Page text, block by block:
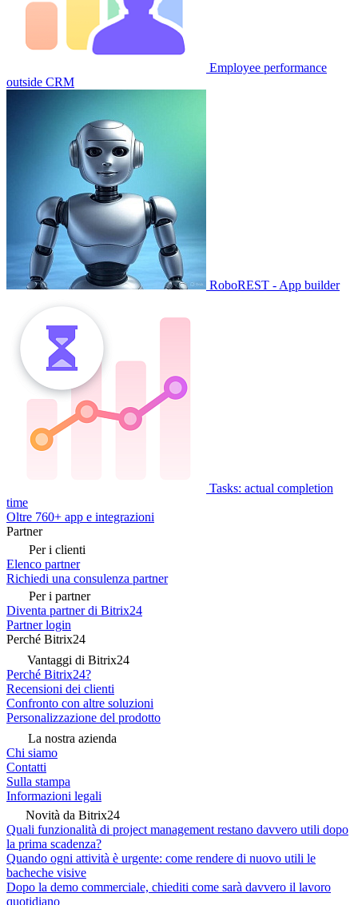
Employee performance
outside CRM
RoboREST - App builder
Tasks: actual completion
time
Oltre 760+ app e integrazioni
Partner
Per i clienti
Elenco partner
Richiedi una consulenza partner
Per i partner
Diventa partner di Bitrix24
Partner login
Perché Bitrix24
Vantaggi di Bitrix24
Perché Bitrix24?
Recensioni dei clienti
Confronto con altre soluzioni
Personalizzazione del prodotto
La nostra azienda
Chi siamo
Contatti
Sulla stampa
Informazioni legali
Novità da Bitrix24
Quali funzionalità di project management restano davvero utili dopo
la prima scadenza?
Quando ogni attività è urgente: come rendere di nuovo utili le
bacheche visive
Dopo la demo commerciale, chiediti come sarà davvero il lavoro
quotidiano